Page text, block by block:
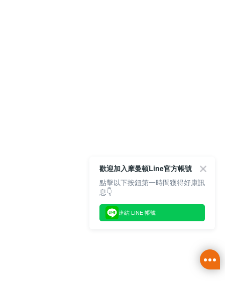
歡迎加入摩曼頓Line官方帳號
點擊以下按鈕第一時間獲得好康訊
息👇
連結 LINE 帳號